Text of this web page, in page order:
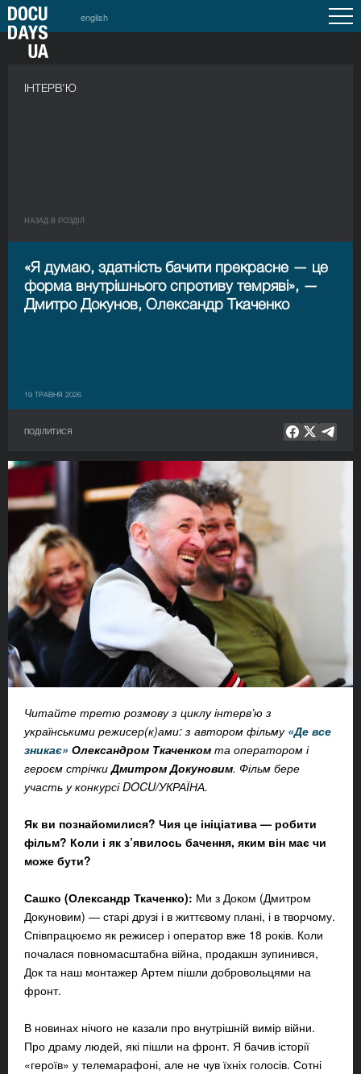
english
ІНТЕРВ'Ю
НАЗАД В РОЗДIЛ
«Я думаю, здатність бачити прекрасне — це
форма внутрішнього спротиву темряві», —
Дмитро Докунов, Олександр Ткаченко
19 ТРАВНЯ 2026
ПОДІЛИТИСЯ
Читайте третю розмову з циклу інтерв’ю з
українськими режисер(к)ами: з автором фільму «Де все
зникає» Олександром Ткаченком та оператором і
героєм стрічкиДмитром Докуновим. Фільм бере
участь у конкурсі DOCU/УКРАЇНА.
Як ви познайомилися? Чия це ініціатива — робити
фільм? Коли і як з’явилось бачення, яким він має чи
може бути?
Сашко (Олександр Ткаченко): Ми з Доком (Дмитром
Докуновим) — старі друзі і в життєвому плані, і в творчому.
Співпрацюємо як режисер і оператор вже 18 років. Коли
почалася повномасштабна війна, продакшн зупинився,
Док та наш монтажер Артем пішли добровольцями на
фронт.
В новинах нічого не казали про внутрішній вимір війни.
Про драму людей, які пішли на фронт. Я бачив історії
«героїв» у телемарафоні, але не чув їхніх голосів. Сотні